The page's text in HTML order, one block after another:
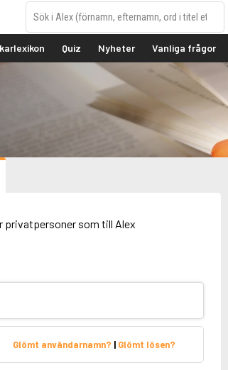
Quiz Nyheter Vanliga frågor
privatpersoner som till Alex
Glömt användarnamn? | Glömt lösen?